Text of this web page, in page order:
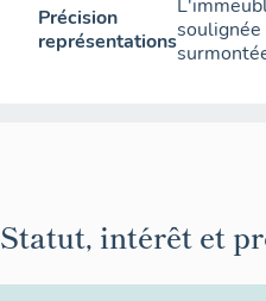
Précision
représentations
Statut, intérêt et